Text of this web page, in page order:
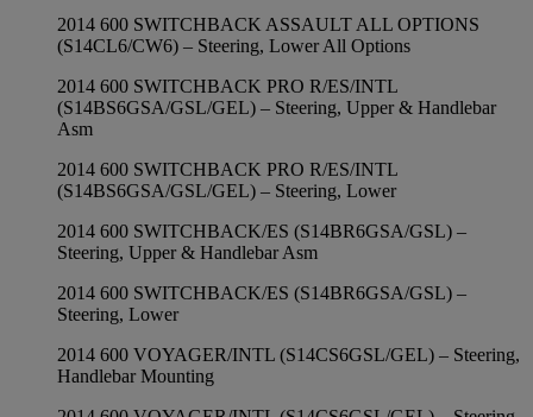
2014 600 SWITCHBACK ASSAULT ALL OPTIONS
(S14CL6/CW6) – Steering, Lower All Options
2014 600 SWITCHBACK PRO R/ES/INTL
(S14BS6GSA/GSL/GEL) – Steering, Upper & Handlebar
Asm
2014 600 SWITCHBACK PRO R/ES/INTL
(S14BS6GSA/GSL/GEL) – Steering, Lower
2014 600 SWITCHBACK/ES (S14BR6GSA/GSL) –
Steering, Upper & Handlebar Asm
2014 600 SWITCHBACK/ES (S14BR6GSA/GSL) –
Steering, Lower
2014 600 VOYAGER/INTL (S14CS6GSL/GEL) – Steering,
Handlebar Mounting